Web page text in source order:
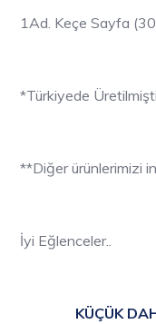
1Ad. Keçe Sayfa
*Türkiyede
**Diğer ürünlerimizi
İyi Eğlenceler..
KÜÇÜK